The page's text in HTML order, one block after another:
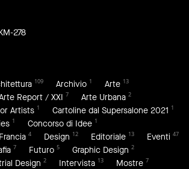
278
109 Archivio 1 Arte 13
Report / XXI 7 Arte Urbana 2
Artists 1 Cartoline dal Supersalone 2021 1
1 Concorso di Idee 1
4 Design 12 Editoriale 13 Eventi 47
7 Futuro 5 Graphic Design 2
Design 2 Intervista 13 Mostre 7